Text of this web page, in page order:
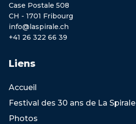
Case Postale 508
CH - 1701 Fribourg
info@laspirale.ch
+41 26 322 66 39
Liens
Accueil
Festival des 30 ans de La Spirale
Photos